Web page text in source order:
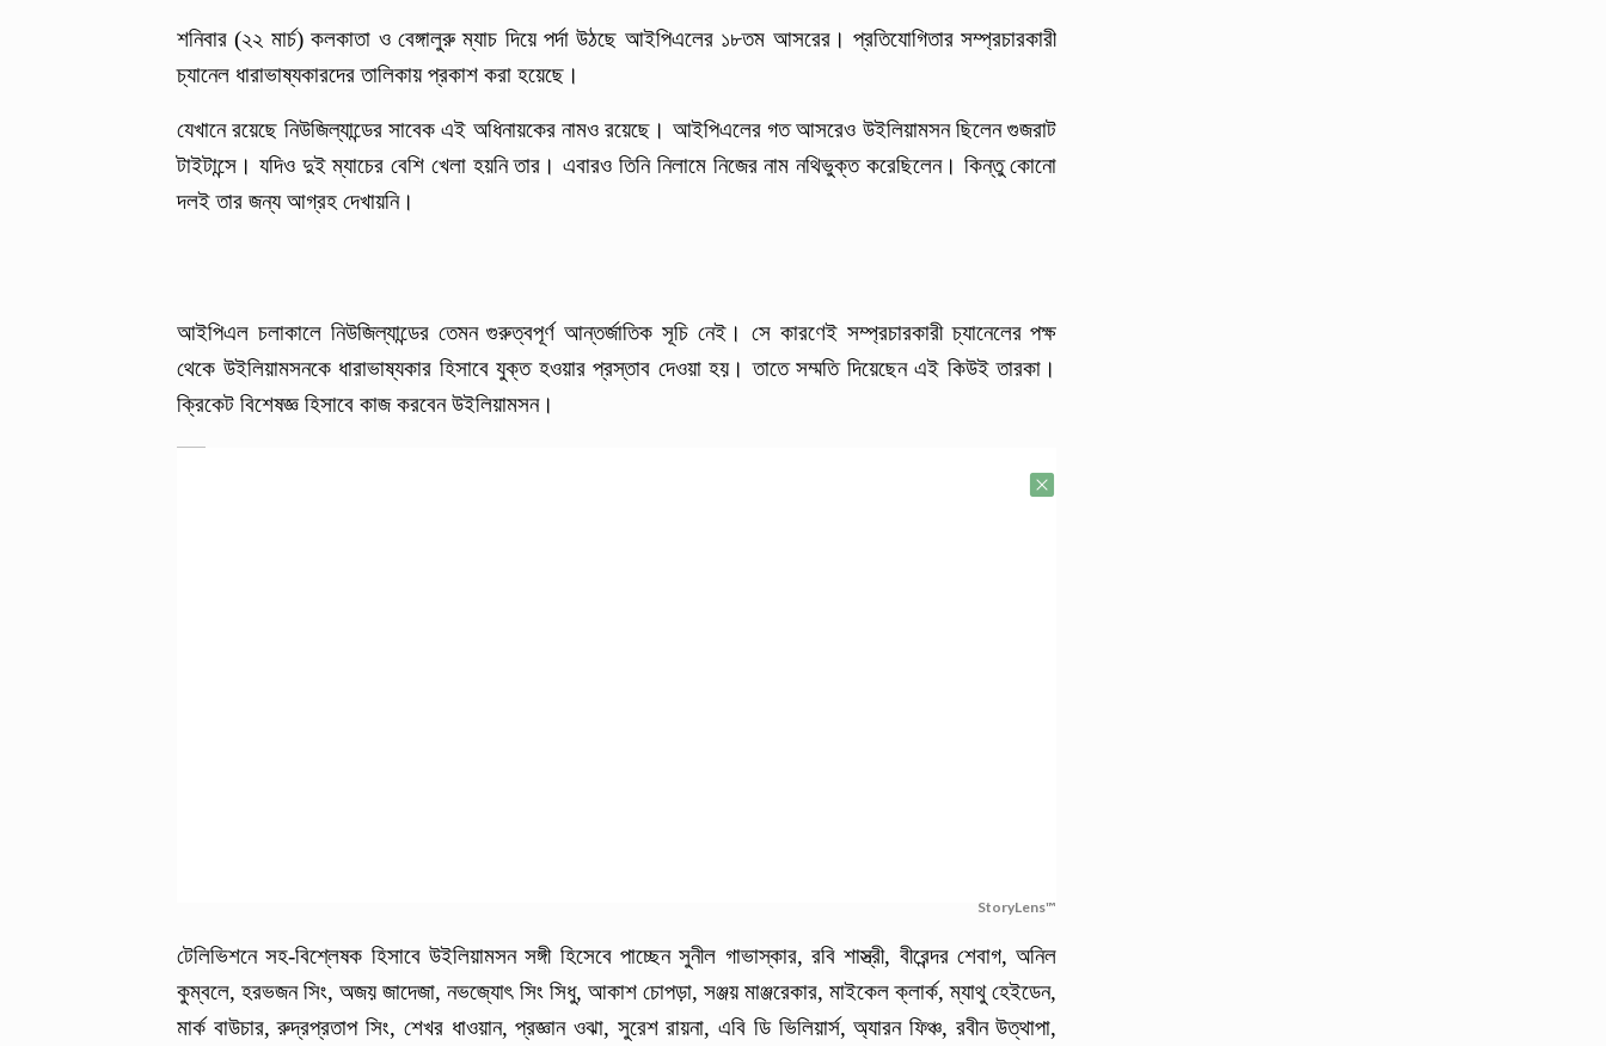
শনিবার (২২ মার্চ) কলকাতা ও বেঙ্গালুরু ম্যাচ দিয়ে পর্দা উঠছে আইপিএলের ১৮তম আসরের। প্রতিযোগিতার সম্প্রচারকারী
চ্যানেল ধারাভাষ্যকারদের তালিকায় প্রকাশ করা হয়েছে।
যেখানে রয়েছে নিউজিল্যান্ডের সাবেক এই অধিনায়কের নামও রয়েছে। আইপিএলের গত আসরেও উইলিয়ামসন ছিলেন গুজরাট
টাইটান্সে। যদিও দুই ম্যাচের বেশি খেলা হয়নি তার। এবারও তিনি নিলামে নিজের নাম নথিভুক্ত করেছিলেন। কিন্তু কোনো
দলই তার জন্য আগ্রহ দেখায়নি।
আইপিএল চলাকালে নিউজিল্যান্ডের তেমন গুরুত্বপূর্ণ আন্তর্জাতিক সূচি নেই। সে কারণেই সম্প্রচারকারী চ্যানেলের পক্ষ
থেকে উইলিয়ামসনকে ধারাভাষ্যকার হিসাবে যুক্ত হওয়ার প্রস্তাব দেওয়া হয়। তাতে সম্মতি দিয়েছেন এই কিউই তারকা।
ক্রিকেট বিশেষজ্ঞ হিসাবে কাজ করবেন উইলিয়ামসন।
StoryLens™
টেলিভিশনে সহ-বিশ্লেষক হিসাবে উইলিয়ামসন সঙ্গী হিসেবে পাচ্ছেন সুনীল গাভাস্কার, রবি শাস্ত্রী, বীরেন্দর শেবাগ, অনিল
কুম্বলে, হরভজন সিং, অজয় জাদেজা, নভজ্যোৎ সিং সিধু, আকাশ চোপড়া, সঞ্জয় মাঞ্জরেকার, মাইকেল ক্লার্ক, ম্যাথু হেইডেন,
মার্ক বাউচার, রুদ্রপ্রতাপ সিং, শেখর ধাওয়ান, প্রজ্ঞান ওঝা, সুরেশ রায়না, এবি ডি ভিলিয়ার্স, অ্যারন ফিঞ্চ, রবীন উত্থাপা,